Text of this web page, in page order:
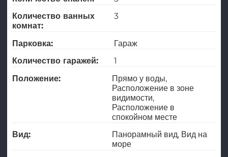
Количество ванных
комнат:
3
Парковка:
Гараж
Количество гаражей:
1
Положение:
Прямо у воды
Расположение в зоне
видимости
Расположение в
спокойном месте
Вид:
Панорамный вид Вид на
море